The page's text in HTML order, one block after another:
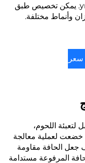
يمكن تخصيص طبق
وأنماط مختلفة.
لتعبئة اللحوم،
خضعت لعملية معالجة
جعل الحافة مقاومة
المرفوعة مستدامة